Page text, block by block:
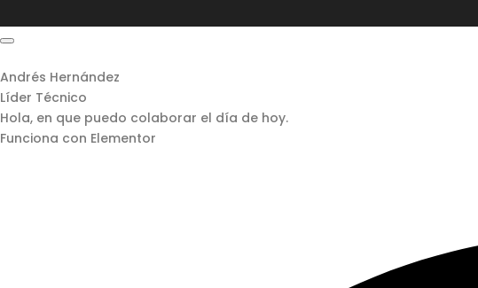
Andrés Hernández
Líder Técnico
Hola, en que puedo colaborar el día de hoy.
Funciona con Elementor